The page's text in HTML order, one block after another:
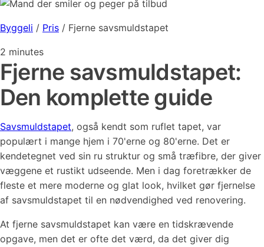
Byggeli / Pris / Fjerne savsmuldstapet
2 minutes
Fjerne savsmuldstapet:
Den komplette guide
Savsmuldstapet, også kendt som ruflet tapet, var
populært i mange hjem i 70'erne og 80'erne. Det er
kendetegnet ved sin ru struktur og små træfibre, der giver
væggene et rustikt udseende. Men i dag foretrækker de
fleste et mere moderne og glat look, hvilket gør fjernelse
af savsmuldstapet til en nødvendighed ved renovering.
At fjerne savsmuldstapet kan være en tidskrævende
opgave, men det er ofte det værd, da det giver dig